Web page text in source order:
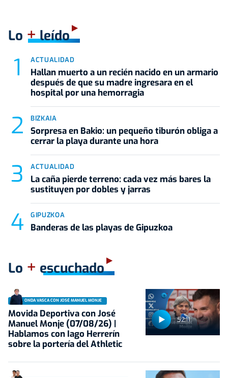
Lo +leído
ACTUALIDAD
Hallan muerto a un recién nacido en un armario
después de que su madre ingresara en el
hospital por una hemorragia
BIZKAIA
Sorpresa en Bakio: un pequeño tiburón obliga a
cerrar la playa durante una hora
ACTUALIDAD
La caña pierde terreno: cada vez más bares la
sustituyen por dobles y jarras
GIPUZKOA
Banderas de las playas de Gipuzkoa
Lo + escuchado
52:11
ONDA VASCA CON JOSÉ MANUEL MONJE
Movida Deportiva con José
Manuel Monje (07/08/26) |
Hablamos con Iago Herrerín
sobre la portería del Athletic